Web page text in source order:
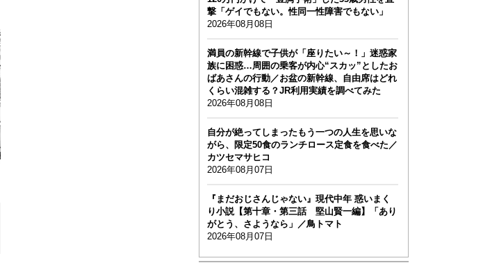
撃「ゲイでもない。性同一性障害でもない」
2026年08月08日
満員の新幹線で子供が「座りたい～！」迷惑家
族に困惑…周囲の乗客が内心“スカッ”としたお
ばあさんの行動／お盆の新幹線、自由席はどれ
くらい混雑する？JR利用実績を調べてみた
2026年08月08日
自分が絶ってしまったもう一つの人生を思いな
がら、限定50食のランチロース定食を食べた／
カツセマサヒコ
2026年08月07日
『まだおじさんじゃない』現代中年 惑いまく
り小説【第十章・第三話 堅山賢一編】「あり
がとう、さようなら」／鳥トマト
2026年08月07日